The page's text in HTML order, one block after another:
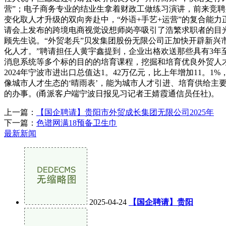
营”；电子商务专业的结业生拿着财政工做练习演讲，前来
变化取人才升级的双向奔赴中，“外语+手艺+运营”的复合能
请会上发布的跨境电商视觉设想师岗亭吸引了浩繁求职者的
顾先生说。“外贸老兵”贝发集团股份无限公司正加快开辟新
化人才。”聘请担任人黄宇鑫提到，企业出格欢送那些具有3
消息系统等多个标的目的的培育课程，挖掘和培育优良外贸
2024年宁波市进出口总值达1。42万亿元，比上年增加11。
像城市人才生态的‘晴雨表’，能为城市人才引进、培育供给
的办事。(甬派客户端宁波日报见习记者王婧霞通信员任社)。
上一篇：
【国企聘请】贵阳市外贸成长集团无限公司2025年
下一篇： 色谱网满18预备卫生巾
最新新闻
2025-04-24 【国企聘请】贵阳